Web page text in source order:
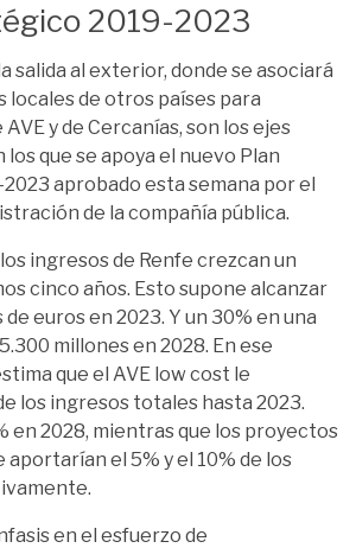
2019-2023
salida al exterior, donde se asociará
locales de otros países para
y de Cercanías, son los ejes
que se apoya el nuevo Plan
aprobado esta semana por el
de la compañía pública.
ingresos de Renfe crezcan un
cinco años. Esto supone alcanzar
euros en 2023. Y un 30% en una
millones en 2028. En ese
que el AVE low cost le
los ingresos totales hasta 2023.
en 2028, mientras que los proyectos
el 5% y el 10% de los
en el esfuerzo de